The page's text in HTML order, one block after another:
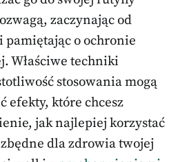
zaczynając od
pamiętając o ochronie
Właściwe techniki
stosowania mogą
efekty, które chcesz
jak najlepiej korzystać
dla zdrowia twojej